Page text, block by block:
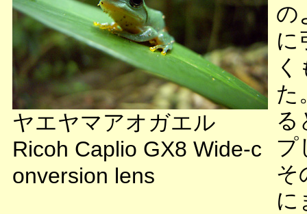
ヤエヤマアオガエル
Ricoh Caplio GX8 Wide-c
onversion lens
の
に
た
る
プ
そ
に